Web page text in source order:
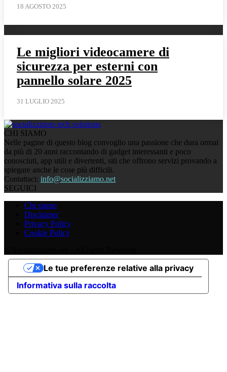
18 AGOSTO 2025
Le migliori videocamere di
sicurezza per esterni con
pannello solare 2025
31 LUGLIO 2025
CHI SIAMO
Nelle pagine di questo blog convoglio una passione che dura ormai
da più di 20 anni raccontando di gadget interessanti e poco
conosciuti, app utili e divertenti, siti che offrono servizi provando a
spiegare anche le cose più difficili.
Contattaci: info@socializziamo.net
SEGUICI
Chi siamo
Disclaimer
Privacy Policy
Cookie Policy
Informativa sulla raccolta
Le tue preferenze relative alla privacy